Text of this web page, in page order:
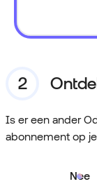
Is er een ander
abonnement op
Nee